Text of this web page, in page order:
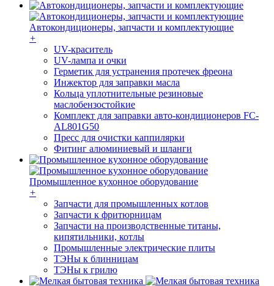
Автокондиционеры, запчасти и комплектующие
+
UV-краситель
UV-лампа и очки
Герметик для устранения протечек фреона
Инжектор для заправки масла
Кольца уплотнительные резиновые
маслобензостойкие
Комплект для заправки авто-кондиционеров FC-
AL801G50
Пресс для очистки каппилярки
Фитинг алюминиевый и шланги
Промышленное кухонное оборудование
+
Запчасти для промышленных котлов
Запчасти к фритюрницам
Запчасти на производственные титаны,
кипятильники, котлы
Промышленные электрические плиты
ТЭНы к блинницам
ТЭНы к грилю